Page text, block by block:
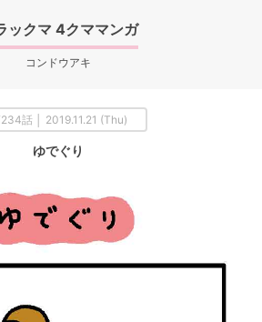
ックマ 4クママンガ
コンドウアキ
話 │ 2019.11.21 (Thu)
ゆでぐり